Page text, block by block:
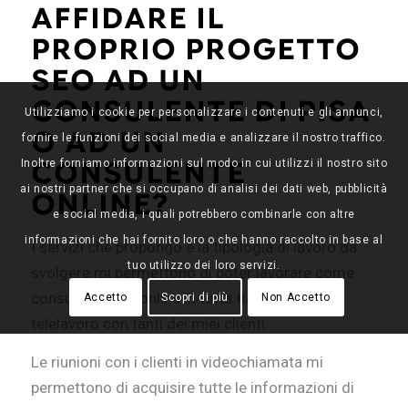
AFFIDARE IL
PROPRIO PROGETTO
SEO AD UN
CONSULENTE DI PISA
O AD UN
CONSULENTE
ONLINE?
I servizi che propongo e la tipologia di lavoro da
svolgere mi permettono di poter lavorare come
consulente seo online in tutta Italia con il
Le riunioni con i clienti in videochiamata mi
permettono di acquisire tutte le informazioni di
Utilizziamo i cookie per personalizzare i contenuti e gli annunci,
fornire le funzioni dei social media e analizzare il nostro traffico.
Inoltre forniamo informazioni sul modo in cui utilizzi il nostro sito
ai nostri partner che si occupano di analisi dei dati web, pubblicità
e social media, i quali potrebbero combinarle con altre
informazioni che hai fornito loro o che hanno raccolto in base al
tuo utilizzo dei loro servizi.
Accetto Scopri di più Non Accetto